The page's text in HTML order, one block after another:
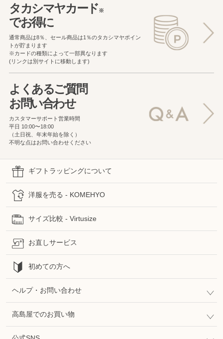
タカシマヤカード※
でお得に
通常商品は8％、セール商品は1％のタカシマヤポイン
トが貯まります
※カードの種類によって一部異なります
(リンクは別サイトに移動します)
よくあるご質問
お問い合わせ
カスタマーサポート営業時間
平日 10:00〜18:00
（土日祝、年末年始を除く）
不明な点はお問い合わせください
ギフトラッピングについて
洋服を売る - KOMEHYO
サイズ比較 - Virtusize
お直しサービス
初めての方へ
ヘルプ・お問い合わせ
高島屋でのお買い物